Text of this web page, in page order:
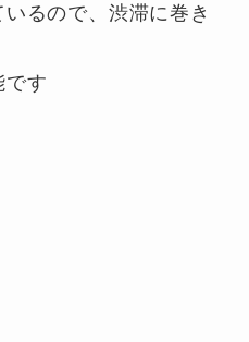
るので、渋滞に巻き
です